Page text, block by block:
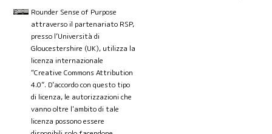
Rounder Sense of Purpose
attraverso il partenariato RSP,
presso l’Università di
Gloucestershire (UK), utilizza la
licenza internazionale
“Creative Commons Attribution
4.0”. D’accordo con questo tipo
di licenza, le autorizzazioni che
vanno oltre l'ambito di tale
licenza possono essere